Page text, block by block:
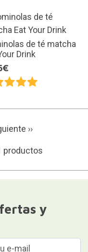
de té matcha
Drink
››
productos
y